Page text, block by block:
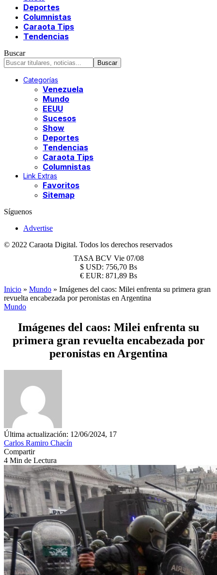
Deportes
Columnistas
Caraota Tips
Tendencias
Buscar
Categorías
Venezuela
Mundo
EEUU
Sucesos
Show
Deportes
Tendencias
Caraota Tips
Columnistas
Link Extras
Favoritos
Sitemap
Síguenos
Advertise
© 2022 Caraota Digital. Todos los derechos reservados
TASA BCV Vie 07/08
$ USD: 756,70 Bs
€ EUR: 871,89 Bs
Inicio » Mundo » Imágenes del caos: Milei enfrenta su primera gran
revuelta encabezada por peronistas en Argentina
Mundo
Imágenes del caos: Milei enfrenta su
primera gran revuelta encabezada por
peronistas en Argentina
Última actualización: 12/06/2024, 17
Carlos Ramiro Chacín
Compartir
4 Min de Lectura